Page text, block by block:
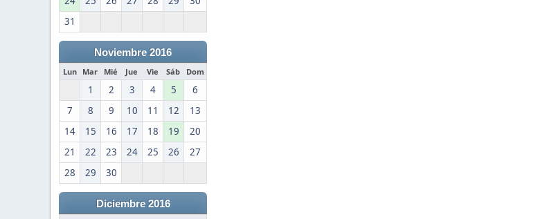
31
Noviembre 2016
Lun Mar Mié Jue Vie Sáb Dom
1 2 3 4 5
6
7
8 9 10 11 12
13
14
15 16 17 18 19
20
21
22 23 24 25 26
27
28
29 30
Diciembre 2016